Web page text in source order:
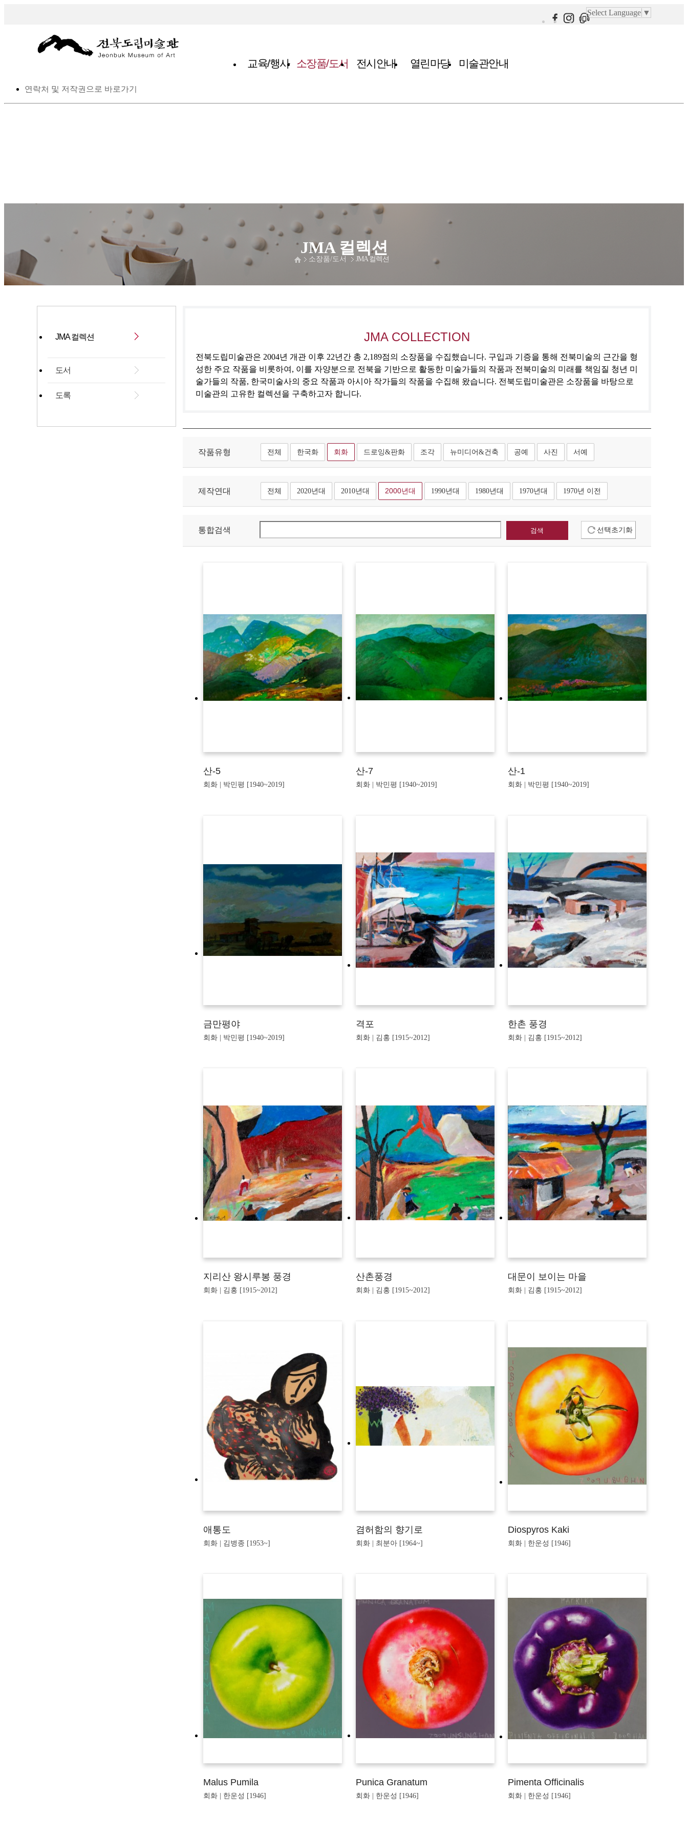
스킵 네비게이션
본문으로 바로가기
연락처 및 저작권으로 바로가기
Select Language ▼
교육/행사 소장품/도서 전시안내 열린마당 미술관안내
JMA 컬렉션
소장품/도서 JMA 컬렉션
JMA 컬렉션
도서
도록
JMA COLLECTION
전북도립미술관은 2004년 개관 이후 22년간 총 2,189점의 소장품을 수집했습니다. 구입과 기증을 통해 전북미술의 근간을 형
성한 주요 작품을 비롯하여, 이를 자양분으로 전북을 기반으로 활동한 미술가들의 작품과 전북미술의 미래를 책임질 청년 미
술가들의 작품, 한국미술사의 중요 작품과 아시아 작가들의 작품을 수집해 왔습니다. 전북도립미술관은 소장품을 바탕으로
미술관의 고유한 컬렉션을 구축하고자 합니다.
작품유형 전체 한국화 회화 드로잉&판화 조각 뉴미디어&건축 공예 사진 서예
제작연대 전체 2020년대 2010년대 2000년대 1990년대 1980년대 1970년대 1970년 이전
통합검색 선택초기화
산-5
회화 | 박민평 [1940~2019]
산-7
회화 | 박민평 [1940~2019]
산-1
회화 | 박민평 [1940~2019]
금만평야
회화 | 박민평 [1940~2019]
격포
회화 | 김홍 [1915~2012]
한촌 풍경
회화 | 김홍 [1915~2012]
지리산 왕시루봉 풍경
회화 | 김홍 [1915~2012]
산촌풍경
회화 | 김홍 [1915~2012]
대문이 보이는 마을
회화 | 김홍 [1915~2012]
애통도
회화 | 김병종 [1953~]
겸허함의 향기로
회화 | 최분아 [1964~]
Diospyros Kaki
회화 | 한운성 [1946]
Malus Pumila
회화 | 한운성 [1946]
Punica Granatum
회화 | 한운성 [1946]
Pimenta Officinalis
회화 | 한운성 [1946]